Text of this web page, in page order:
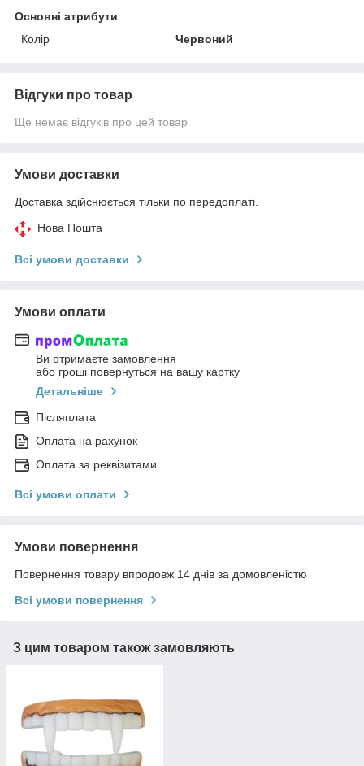
Основні атрибути
Колір
Червоний
Відгуки про товар
Ще немає відгуків про цей товар
Умови доставки
Доставка здійснюється тільки по передоплаті.
Нова Пошта
Всі умови доставки
Умови оплати
Ви отримаєте замовлення
або гроші повернуться на вашу картку
Детальніше
Післяплата
Оплата на рахунок
Оплата за реквізитами
Всі умови оплати
Умови повернення
Повернення товару впродовж 14 днів за домовленістю
Всі умови повернення
З цим товаром також замовляють